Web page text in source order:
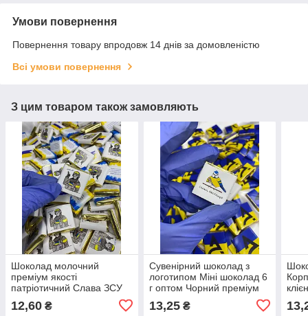
Умови повернення
Повернення товару впродовж 14 днів за домовленістю
Всі умови повернення
З цим товаром також замовляють
Шоколад молочний
преміум якості
патріотичний Слава ЗСУ
грам 100 шт
12,60 ₴
Сувенірний шоколад з
логотипом Міні шоколад 6
г оптом Чорний преміум
13,25₴
100